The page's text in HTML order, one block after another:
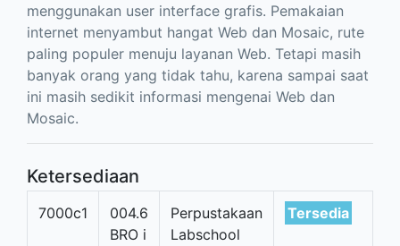
menggunakan user interface grafis. Pemakaian
internet menyambut hangat Web dan Mosaic, rute
paling populer menuju layanan Web. Tetapi masih
banyak orang yang tidak tahu, karena sampai saat
ini masih sedikit informasi mengenai Web dan
Mosaic.
Ketersediaan
7000c1
004.6
BRO i
Perpustakaan
Labschool
Tersedia